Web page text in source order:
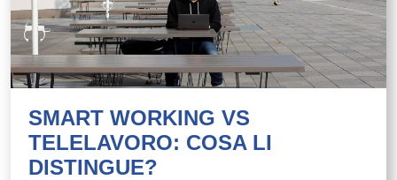
SMART WORKING VS
TELELAVORO: COSA LI
DISTINGUE?